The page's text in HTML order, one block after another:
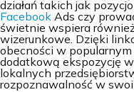
działań takich jak
Facebook Ads czy
świetnie wspiera
wizerunkowe. Dzięki
obecności w
dodatkową ekspozycję
lokalnych
rozpoznawalność w